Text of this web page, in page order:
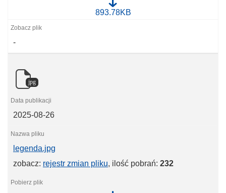
e
c
g
a
z
a
m
z
_
o
893.78KB
-
jpg
2025-08-26
legenda.jpg
zobacz: rejestr zmian pliku, ilość pobrań: 232